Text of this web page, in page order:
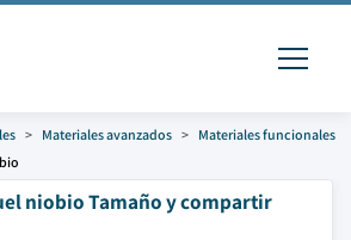
Materiales avanzados
Materiales funcionales
niobio Tamaño y compartir